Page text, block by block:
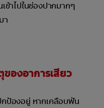
ข้าไปในช่องปากมากๆ
า
องอาการเสียว
กป้องอยู่ หากเคลือบฟัน